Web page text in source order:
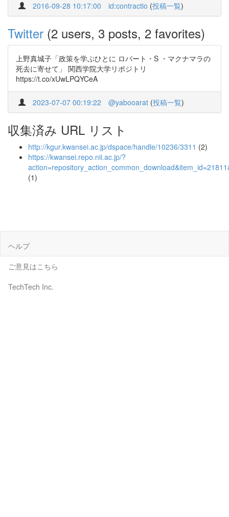
2016-09-28 10:17:00 id:contractio (投稿一覧)
Twitter (2 users, 3 posts, 2 favorites)
上野真城子「政策を学ぶひとに ロバート・S ・マクナマラの
死去に寄せて」 関西学院大学リポジトリ
https://t.co/xUwLPQYCeA
2023-07-07 00:19:22 @yabooarat (投稿一覧)
収集済み URL リスト
http://kgur.kwansei.ac.jp/dspace/handle/10236/3311 (2)
https://kwansei.repo.nii.ac.jp/?
(1)
ヘルプ
ご意見はこちら
TechTech Inc.